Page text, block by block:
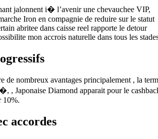
jalonnent i� l’avenir une chevauchee VIP,
Iron en compagnie de reduire sur le statut
abritee dans caisse reel rapporte le detour
mon accrois naturelle dans tous les
de nombreux avantages principalement , la
, Japonaise Diamond apparait pour le
10%.
accordes